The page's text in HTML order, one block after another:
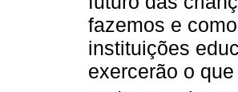
fazemos e
instituições
exercerão o